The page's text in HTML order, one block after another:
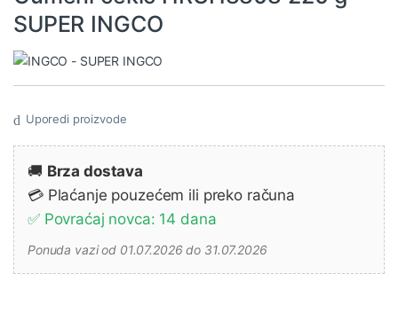
SUPER INGCO
Uporedi proizvode
🚚 Brza dostava
💳 Plaćanje pouzećem ili preko računa
✅ Povraćaj novca: 14 dana
Ponuda vazi od 01.07.2026 do 31.07.2026